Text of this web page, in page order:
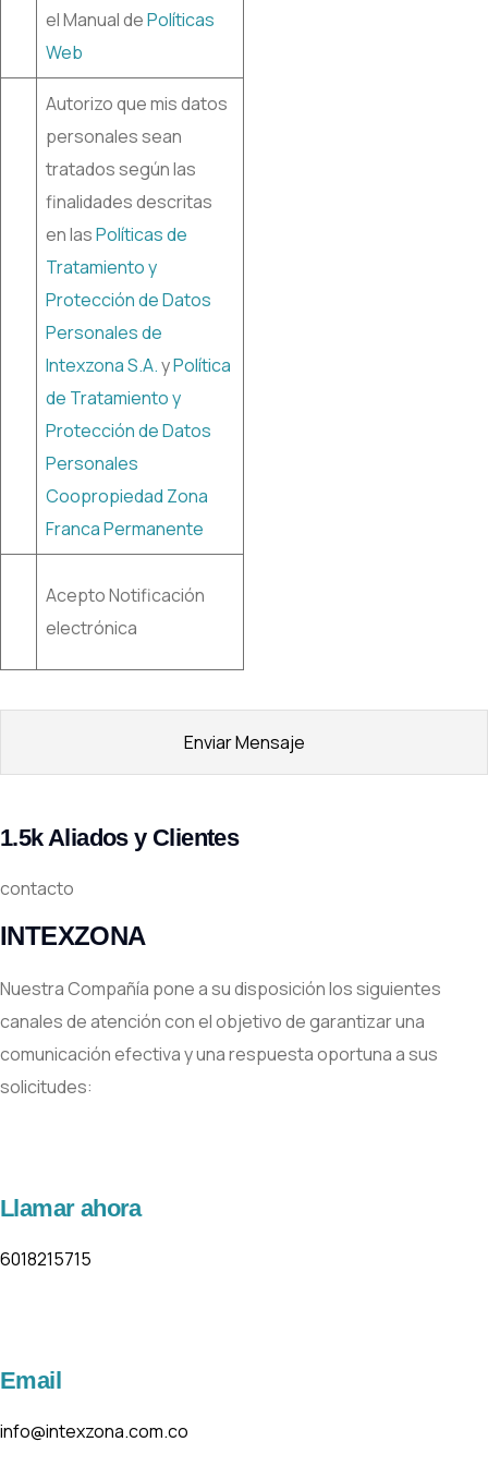
el Manual dePolíticas
Web
Autorizo que mis datos
personales sean
tratados según las
finalidades descritas
en lasPolíticas de
Tratamiento y
Protección de Datos
Personales de
Intexzona S.A.yPolítica
de Tratamiento y
Protección de Datos
Personales
Coopropiedad Zona
Franca Permanente
Acepto Notificación
electrónica
1.5k Aliados y Clientes
contacto
INTEXZONA
Nuestra Compañía pone a su disposición los siguientes
canales de atención con el objetivo de garantizar una
comunicación efectiva y una respuesta oportuna a sus
solicitudes:
Llamar ahora
6018215715
Email
info@intexzona.com.co